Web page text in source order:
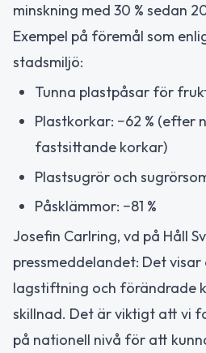
minskning med 30 % sedan
Exempel på föremål som
stadsmiljö:
Tunna plastpåsar för
Plastkorkar: −62 % (efter
fastsittande korkar)
Plastsugrör och
Påsklämmor: −81 %
Josefin Carlring, vd på Håll
pressmeddelandet: Det
lagstiftning och förändrade
skillnad. Det är viktigt att vi
på nationell nivå för att